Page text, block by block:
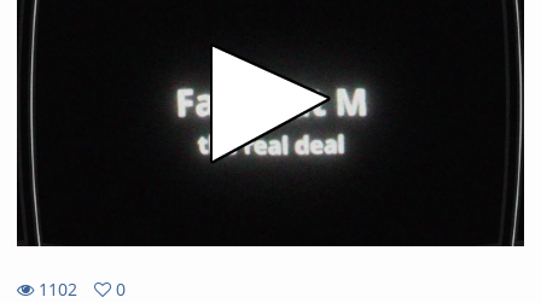
1102
0